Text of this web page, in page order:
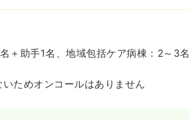
＋助手1名、地域包括ケア病棟：2～3名
いためオンコールはありません